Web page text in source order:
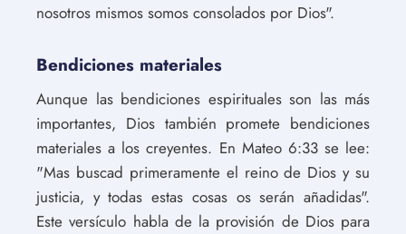
nosotros mismos somos consolados por Dios".
Bendiciones materiales
Aunque las bendiciones espirituales son las más
importantes, Dios también promete bendiciones
materiales a los creyentes. En Mateo 6:33 se lee:
"Mas buscad primeramente el reino de Dios y su
justicia, y todas estas cosas os serán añadidas".
Este versículo habla de la provisión de Dios para